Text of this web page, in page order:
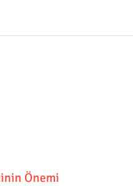
Önemi